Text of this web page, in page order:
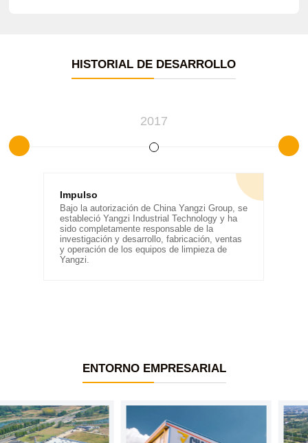
HISTORIAL DE DESARROLLO
2017
Impulso
Bajo la autorización de China Yangzi Group, se
estableció Yangzi Industrial Technology y ha
sido completamente responsable de la
investigación y desarrollo, fabricación, ventas
y operación de los equipos de limpieza de
Yangzi.
ENTORNO EMPRESARIAL